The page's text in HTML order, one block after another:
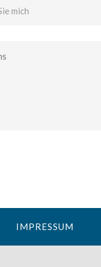
IMPRESSUM